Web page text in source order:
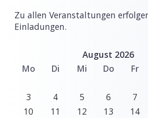
Zu allen Veranstaltungen
Einladungen.
August 2026
Mo
Di Mi Do Fr
3
4 5 6 7
10
11 12 13 14